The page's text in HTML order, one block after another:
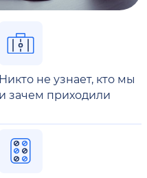
Никто не узнает, кто мы
и зачем приходили